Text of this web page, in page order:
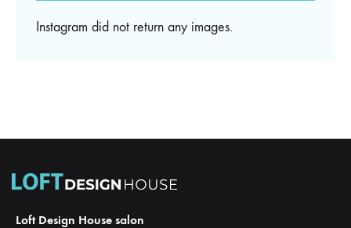
Instagram did not return any images.
Loft Design House salon